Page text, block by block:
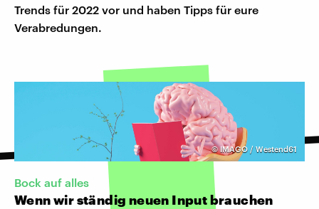
Trends für 2022 vor und haben Tipps für eure
Verabredungen.
©IMAGO / Westend61
Bock auf alles
Wenn wir ständig neuen Input brauchen